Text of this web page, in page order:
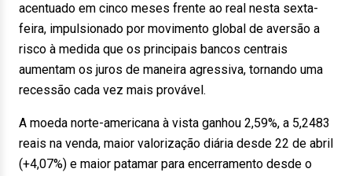
acentuado em cinco meses frente ao real nesta sexta-
feira, impulsionado por movimento global de aversão a
risco à medida que os principais bancos centrais
aumentam os juros de maneira agressiva, tornando uma
recessão cada vez mais provável.
A moeda norte-americana à vista ganhou 2,59%, a 5,2483
reais na venda, maior valorização diária desde 22 de abril
(+4,07%) e maior patamar para encerramento desde o